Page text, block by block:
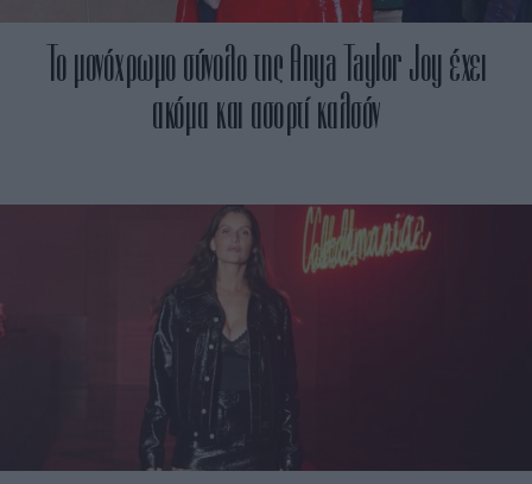
Το μονόχρωμο σύνολο της Anya Taylor Joy έχει
ακόμα και ασορτί καλσόν